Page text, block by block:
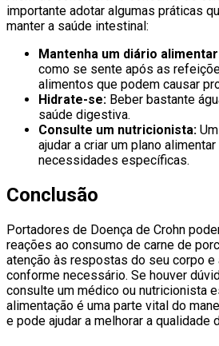
importante adotar algumas práticas
manter a saúde intestinal:
Mantenha um diário
como se sente após as
alimentos que podem causar
Hidrate-se: Beber bastante
saúde digestiva.
Consulte um nutricionista:
ajudar a criar um plano
necessidades específicas.
Conclusão
Portadores de Doença de Crohn
reações ao consumo de carne de
atenção às respostas do seu corpo e
conforme necessário. Se houver
consulte um médico ou nutricionista
alimentação é uma parte vital do
e pode ajudar a melhorar a qualidade